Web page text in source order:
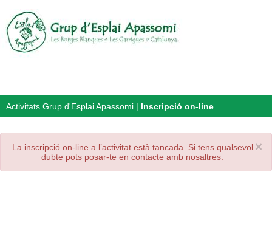
Activitats Grup d'Esplai Apassomi | Inscripció on-line
×
La inscripció on-line a l’activitat està tancada. Si tens qualsevol
dubte pots posar-te en contacte amb nosaltres.